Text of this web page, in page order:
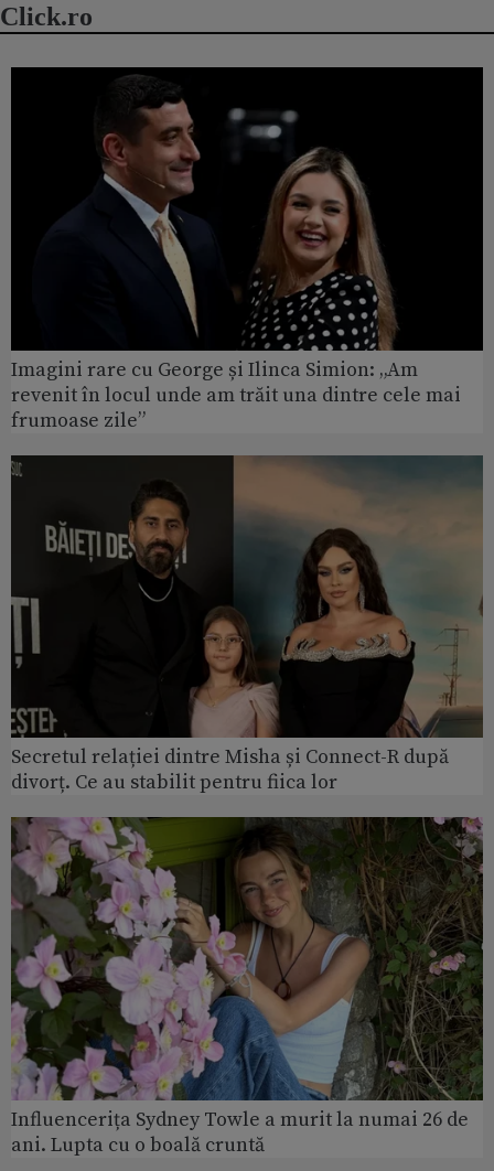
Click.ro
Imagini rare cu George și Ilinca Simion: „Am
revenit în locul unde am trăit una dintre cele mai
frumoase zile”
Secretul relației dintre Misha și Connect-R după
divorț. Ce au stabilit pentru fiica lor
Influencerița Sydney Towle a murit la numai 26 de
ani. Lupta cu o boală cruntă